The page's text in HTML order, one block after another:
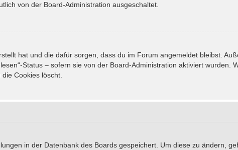
von der Board-Administration ausgeschaltet.
hat und die dafür sorgen, dass du im Forum angemeldet bleibst.
Status – sofern sie von der Board-Administration aktiviert wurden.
Cookies löscht.
in der Datenbank des Boards gespeichert. Um diese zu ändern,